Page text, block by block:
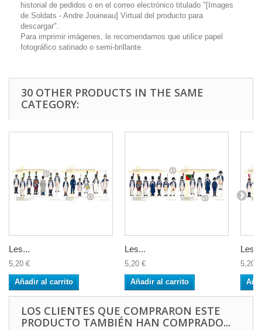
historial de pedidos o en el correo electrónico titulado "[Images
de Soldats - Andre Jouineau] Virtual del producto para
descargar".
Para imprimir imágenes, le recomendamos que utilice papel
fotográfico satinado o semi-brillante.
30 OTHER PRODUCTS IN THE SAME
CATEGORY:
Les...
5,20 €
Añadir al carrito
Les...
5,20 €
Añadir al carrito
Les...
5,20 €
LOS CLIENTES QUE COMPRARON ESTE
PRODUCTO TAMBIÉN HAN COMPRADO...